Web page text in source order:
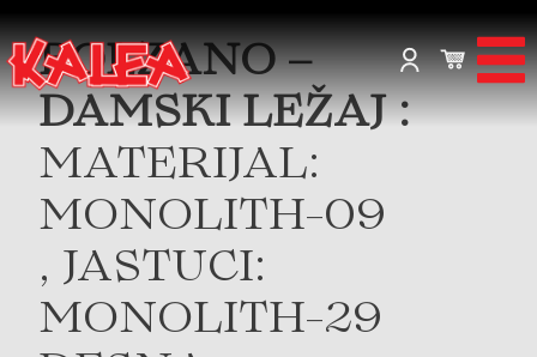
BOLZANO –
DAMSKI LEŽAJ :
MATERIJAL:
MONOLITH-09
, JASTUCI:
MONOLITH-29